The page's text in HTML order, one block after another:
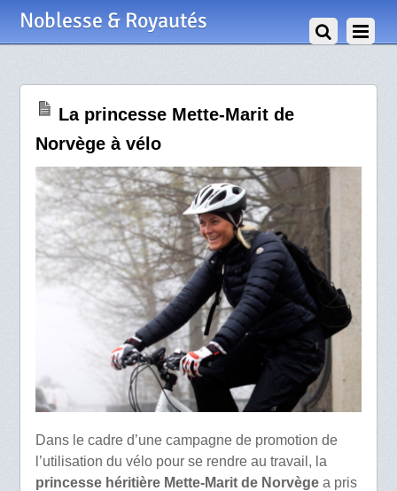
Noblesse & Royautés
La princesse Mette-Marit de
Norvège à vélo
Dans le cadre d’une campagne de promotion de
l’utilisation du vélo pour se rendre au travail, la
princesse héritière Mette-Marit de Norvègea pris